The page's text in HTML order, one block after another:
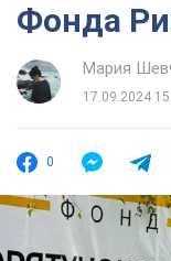
Фонда
Мария
17.09.2024
0